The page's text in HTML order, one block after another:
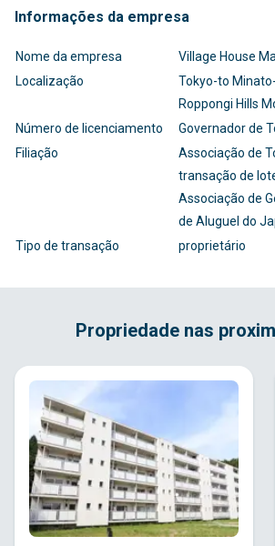
Informações da empresa
Nome da empresa
Village House
Localização
Tokyo-to
Roppongi Hills
Número de licenciamento
Governador de
Filiação
Associação de
transação de
Associação de
de Aluguel do
Tipo de transação
proprietário
Propriedade nas